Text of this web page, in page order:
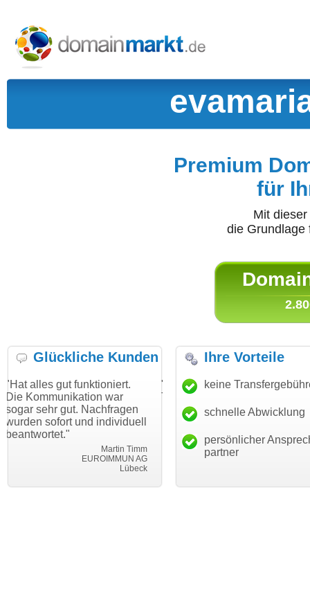
Premium
für
Mit
die
Glückliche Kunden
funktioniert.
war
Nachfragen
und individuell
"Danke für den schnellen
Transfer und guten Service!"
Thomas Schäfer
i can eckert communication GmbH
"Ich bin
haben. Die
mein
Ihre Vorteile
keine
schnelle Abwicklung
persönlicher
partner